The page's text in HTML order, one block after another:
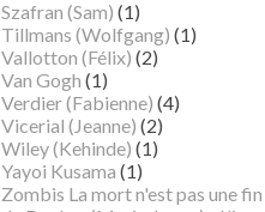
Szafran (Sam) (1)
Tillmans (Wolfgang) (1)
Vallotton (Félix) (2)
Van Gogh (1)
Verdier (Fabienne) (4)
Vicerial (Jeanne) (2)
Wiley (Kehinde) (1)
Yayoi Kusama (1)
Zombis La mort n'est pas une fin